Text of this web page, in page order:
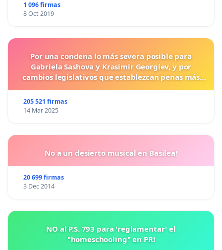
1 096 firmas
8 Oct 2019
Por una condena lo más severa posible para
Gabriela Sashova y Krasimir Georgiev, y por
cambios legislativos que establezcan penas más
205 521 firmas
14 Mar 2025
No a un desierto musical en Basilea!
20 699 firmas
3 Dec 2014
NO al P.S. 793 para 'reglamentar' el
"homeschooling" en PR!